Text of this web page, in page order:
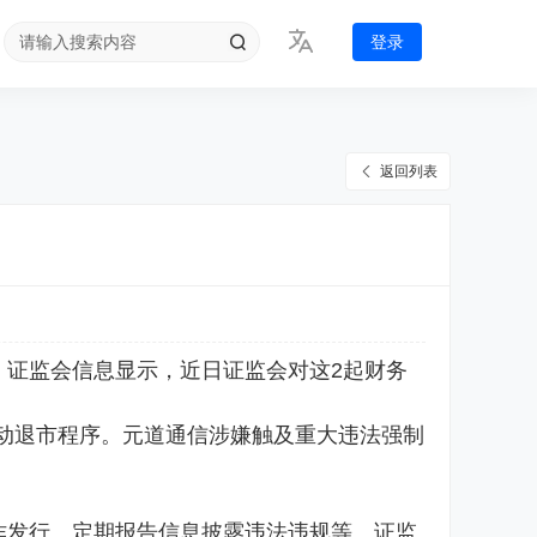
登录
返回列表
监会信息显示，近日证监会对这2起财务
市程序。元道通信涉嫌触及重大违法强制
、定期报告信息披露违法违规等。证监